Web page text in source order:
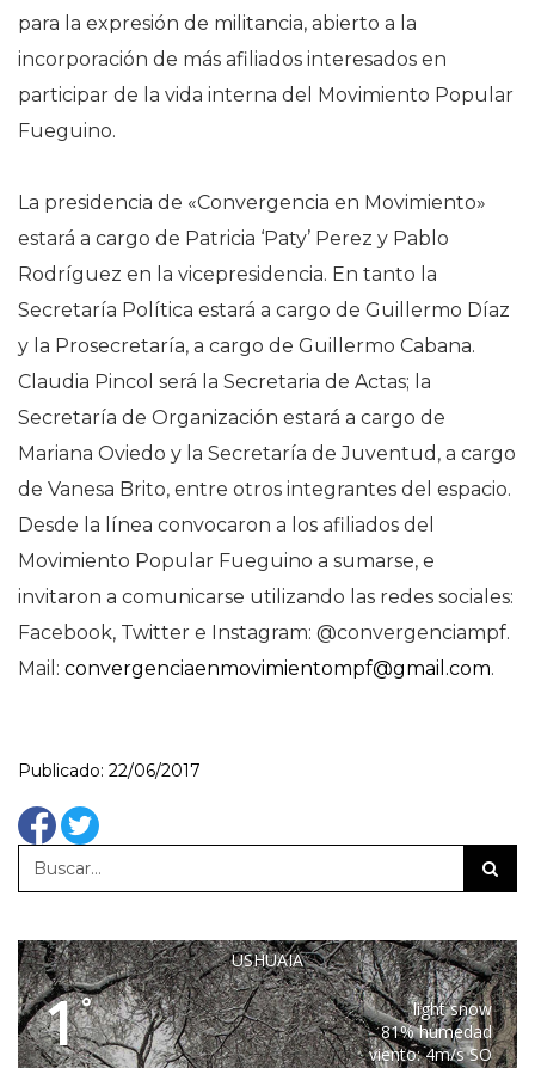
para la expresión de militancia, abierto a la
incorporación de más afiliados interesados en
participar de la vida interna del Movimiento Popular
Fueguino.
La presidencia de «Convergencia en Movimiento»
estará a cargo de Patricia ‘Paty’ Perez y Pablo
Rodríguez en la vicepresidencia. En tanto la
Secretaría Política estará a cargo de Guillermo Díaz
y la Prosecretaría, a cargo de Guillermo Cabana.
Claudia Pincol será la Secretaria de Actas; la
Secretaría de Organización estará a cargo de
Mariana Oviedo y la Secretaría de Juventud, a cargo
de Vanesa Brito, entre otros integrantes del espacio.
Desde la línea convocaron a los afiliados del
Movimiento Popular Fueguino a sumarse, e
invitaron a comunicarse utilizando las redes sociales:
Facebook, Twitter e Instagram: @convergenciampf.
Mail: convergenciaenmovimientompf@gmail.com.
Publicado: 22/06/2017
USHUAIA
1°
light snow
81% humedad
viento: 4m/s SO